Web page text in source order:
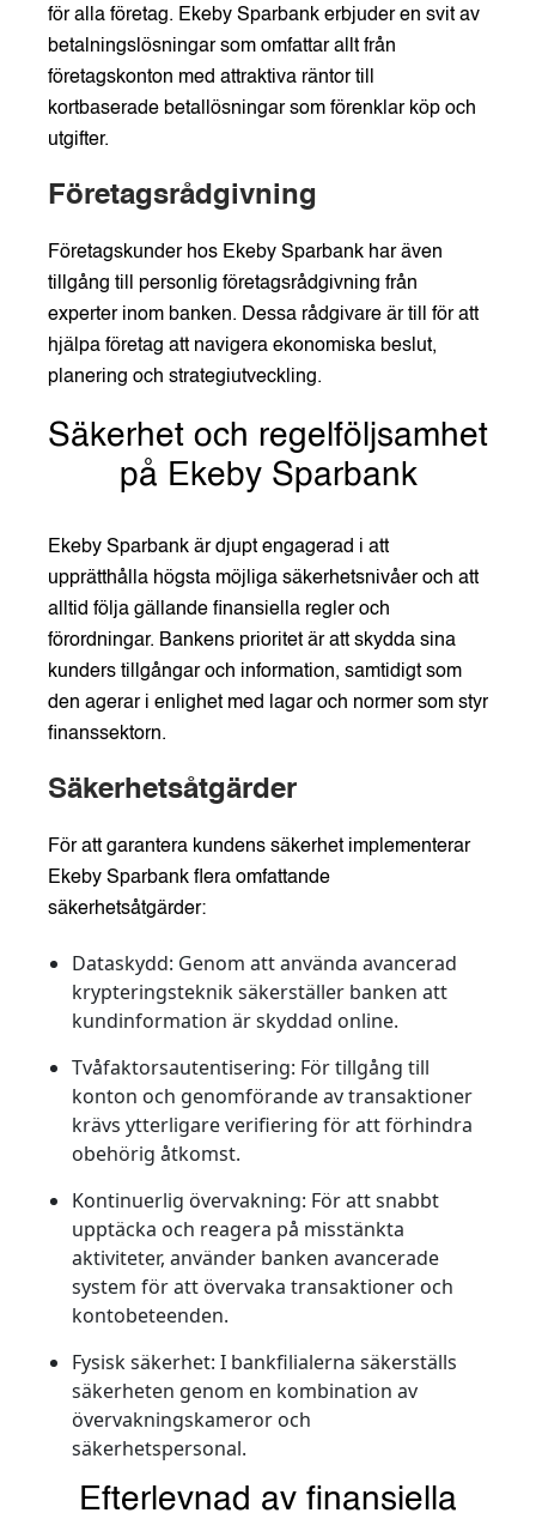
för alla företag. Ekeby Sparbank erbjuder en svit av
betalningslösningar som omfattar allt från
företagskonton med attraktiva räntor till
kortbaserade betallösningar som förenklar köp och
utgifter.
Företagsrådgivning
Företagskunder hos Ekeby Sparbank har även
tillgång till personlig företagsrådgivning från
experter inom banken. Dessa rådgivare är till för att
hjälpa företag att navigera ekonomiska beslut,
planering och strategiutveckling.
Säkerhet och regelföljsamhet
på Ekeby Sparbank
Ekeby Sparbank är djupt engagerad i att
upprätthålla högsta möjliga säkerhetsnivåer och att
alltid följa gällande finansiella regler och
förordningar. Bankens prioritet är att skydda sina
kunders tillgångar och information, samtidigt som
den agerar i enlighet med lagar och normer som styr
finanssektorn.
Säkerhetsåtgärder
För att garantera kundens säkerhet implementerar
Ekeby Sparbank flera omfattande
säkerhetsåtgärder:
Dataskydd: Genom att använda avancerad
krypteringsteknik säkerställer banken att
kundinformation är skyddad online.
Tvåfaktorsautentisering: För tillgång till
konton och genomförande av transaktioner
krävs ytterligare verifiering för att förhindra
obehörig åtkomst.
Kontinuerlig övervakning: För att snabbt
upptäcka och reagera på misstänkta
aktiviteter, använder banken avancerade
system för att övervaka transaktioner och
kontobeteenden.
Fysisk säkerhet: I bankfilialerna säkerställs
säkerheten genom en kombination av
övervakningskameror och
säkerhetspersonal.
Efterlevnad av finansiella